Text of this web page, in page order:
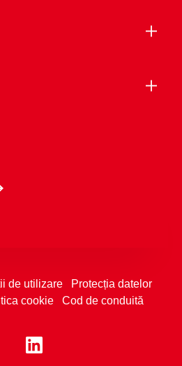
de utilizare
Protecția datelor
cookie Cod de conduită